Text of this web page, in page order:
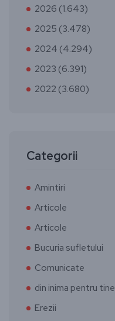
2026 (1.643)
2025 (3.478)
2024 (4.294)
2023 (6.391)
2022 (3.680)
Categorii
Amintiri
Articole
Articole
Bucuria sufletului
Comunicate
din inima pentru tine
Erezii